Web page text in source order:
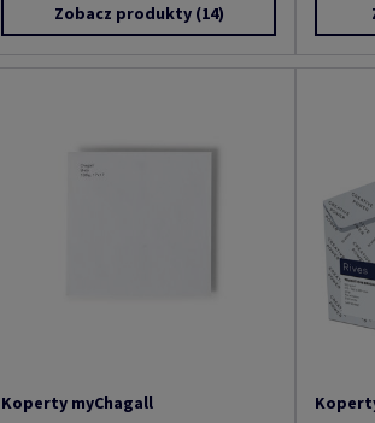
Zobacz produkty(14)
Koperty myChagall